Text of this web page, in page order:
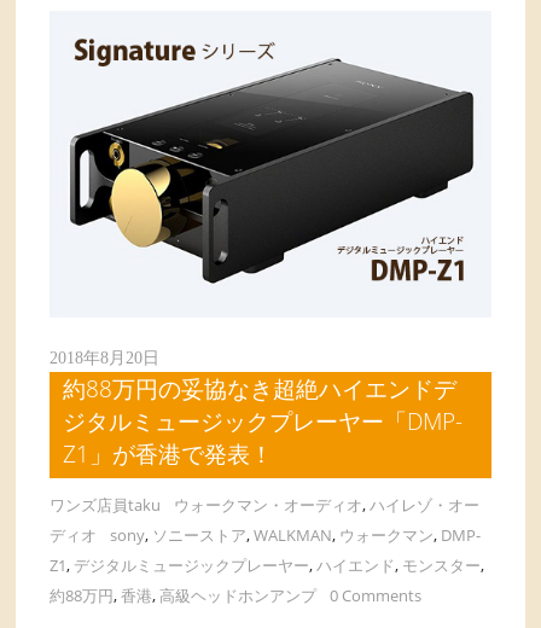
2018年8月20日
約88万円の妥協なき超絶ハイエンドデ
ジタルミュージックプレーヤー「DMP-
Z1」が香港で発表！
ワンズ店員taku ウォークマン・オーディオ,ハイレゾ・オー
ディオ
sony, ソニーストア,WALKMAN, ウォークマン, DMP-
Z1, デジタルミュージックプレーヤー,ハイエンド, モンスター,
約88万円,香港,高級ヘッドホンアンプ 0 Comments